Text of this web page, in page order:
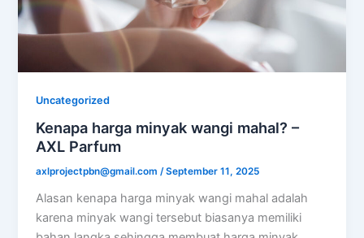
Uncategorized
Kenapa harga minyak wangi mahal? –
AXL Parfum
axlprojectpbn@gmail.com/September 11, 2025
Alasan kenapa harga minyak wangi mahal adalah
karena minyak wangi tersebut biasanya memiliki